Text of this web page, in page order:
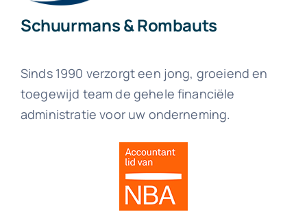
Schuurmans & Rombauts
Sinds 1990 verzorgt een jong, groeiend en
toegewijd team de gehele financiële
administratie voor uw onderneming.